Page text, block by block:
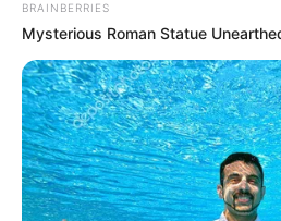
Em nota, a Prefeitura de Maceió
novo piso salarial, incluindo os
nota, na íntegra:
"As Secretarias de Gestão e de
a Prefeitura de Maceió já paga
Comunitários de Saúde o novo
Constitucional n. 120, incluindo os
BRAINBERRIES
Mysterious Roman Statue